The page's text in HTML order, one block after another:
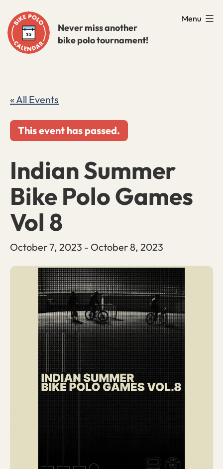
to
content
Never miss another
bike polo tournament!
Menu
« All Events
This event has passed.
Indian Summer
Bike Polo Games
Vol 8
October 7, 2023 - October 8, 2023